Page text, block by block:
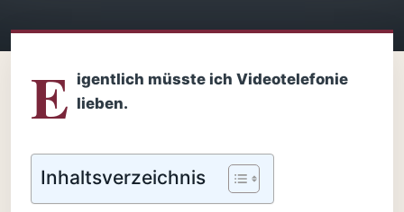
E igentlich müsste ich Videotelefonie
lieben.
Inhaltsverzeichnis